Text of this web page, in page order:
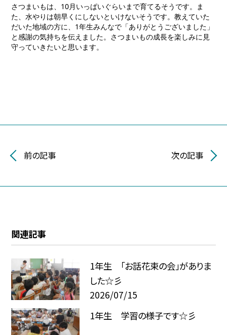
さつまいもは、10月いっぱいぐらいまで育てるそうです。ま
た、水やりは朝早くにしないといけないそうです。教えていた
だいた地域の方に、1年生みんなで「ありがとうございました」
と感謝の気持ちを伝えました。さつまいもの成長を楽しみに見
守っていきたいと思います。
前の記事 次の記事
関連記事
1年生 「お話花束の会」がありま
した☆彡
2026/07/15
1年生 学習の様子です☆彡